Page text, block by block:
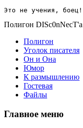
Это не учения, боец!
Полигон DISc0nNecT'a
Полигон
Уголок писателя
Он и Она
Юмор
К размышлению
Гостевая
Файлы
Главное меню